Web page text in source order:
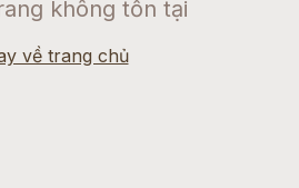
không tồn tại
về trang chủ